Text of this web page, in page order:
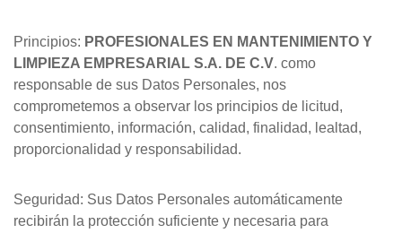
Principios: PROFESIONALES EN MANTENIMIENTO Y
LIMPIEZA EMPRESARIAL S.A. DE C.V. como
responsable de sus Datos Personales, nos
comprometemos a observar los principios de licitud,
consentimiento, información, calidad, finalidad, lealtad,
proporcionalidad y responsabilidad.
Seguridad: Sus Datos Personales automáticamente
recibirán la protección suficiente y necesaria para